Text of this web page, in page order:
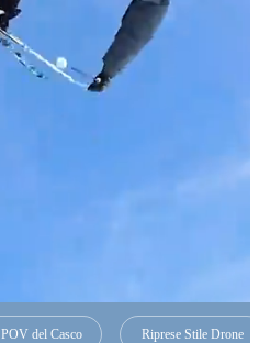
POV del Casco Riprese Stile Drone